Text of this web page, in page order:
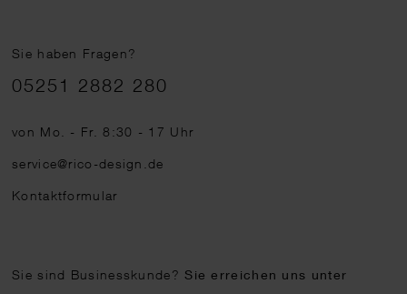
Sie haben Fragen?
Telefonnummer
05251 2882 280
von Mo. - Fr. 8:30 - 17 Uhr
service@rico-design.de
Kontaktformular
Sie sind Businesskunde?Sie erreichen uns unter